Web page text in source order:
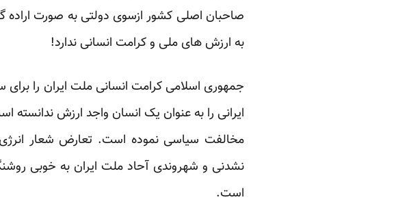
صاحبان اصلی کشور ازسوی دولتی به صورت اراده
به ارزش های ملی و کرامت انسانی ندارد!
جمهوری اسلامی کرامت انسانی ملت ایران را
ایرانی را به عنوان یک انسان واجد ارزش
مخالفت سیاسی نموده است. تعارض شعار
نشدنی و شهروندی آحاد ملت ایران به خوبی
است.